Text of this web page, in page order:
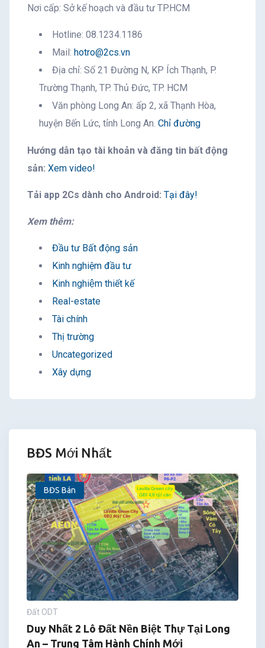
Nơi cấp: Sở kế hoạch và đầu tư TP.HCM
Hotline: 08.1234.1186
Mail: hotro@2cs.vn
Địa chỉ: Số 21 Đường N, KP Ích Thạnh, P.
Trường Thạnh, TP. Thủ Đức, TP. HCM
Văn phòng Long An: ấp 2, xã Thạnh Hòa,
huyện Bến Lức, tỉnh Long An. Chỉ đường
Hướng dẫn tạo tài khoản và đăng tin bất động
sản: Xem video!
Tải app 2Cs dành cho Android: Tại đây!
Xem thêm:
Đầu tư Bất động sản
Kinh nghiệm đầu tư
Kinh nghiệm thiết kế
Real-estate
Tài chính
Thị trường
Uncategorized
Xây dựng
BĐS Mới Nhất
BĐS Bán
Đất ODT
Duy Nhất 2 Lô Đất Nền Biệt Thự Tại Long
An – Trung Tâm Hành Chính Mới